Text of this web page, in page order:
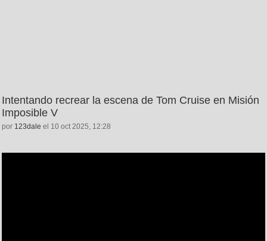
Intentando recrear la escena de Tom Cruise en Misión
Imposible V
por 123dale el 10 oct 2025, 12:28